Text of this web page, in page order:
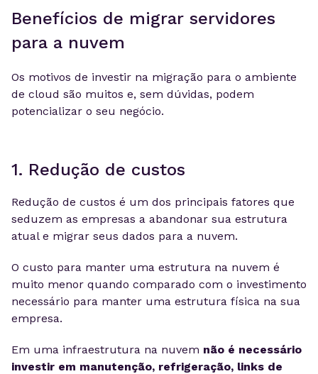
Benefícios de migrar servidores
para a nuvem
Os motivos de investir na migração para o ambiente
de cloud são muitos e, sem dúvidas, podem
potencializar o seu negócio.
1. Redução de custos
Redução de custos é um dos principais fatores que
seduzem as empresas a abandonar sua estrutura
atual e migrar seus dados para a nuvem.
O custo para manter uma estrutura na nuvem é
muito menor quando comparado com o investimento
necessário para manter uma estrutura física na sua
empresa.
Em uma infraestrutura na nuvem não é necessário
investir em manutenção, refrigeração, links de